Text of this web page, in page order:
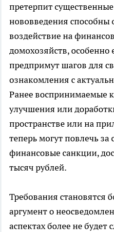
претерпит
нововведения способны
воздействие на
домохозяйств, особенно
предпримут шагов для
ознакомления с
Ранее воспринимаемые
улучшения или
пространстве или на
теперь могут повлечь
финансовые санкции,
тысяч рублей.
Требования становятся
аргумент о
аспектах более не